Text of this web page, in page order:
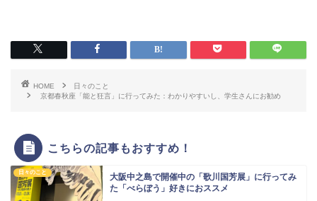
HOME
日々のこと
京都春秋座「能と狂言」に行ってみた：わかりやすいし、学生さんにお勧め
こちらの記事もおすすめ！
日々のこと
大阪中之島で開催中の「歌川国芳展」に行ってみ
た「べらぼう」好きにおススメ